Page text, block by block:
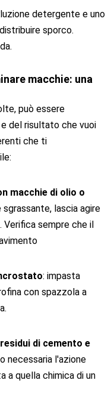
detergente e uno
sporco.
macchie: una
può essere
del risultato che vuoi
che ti
macchie di olio o
lascia agire
Verifica sempre che il
: impasta
con spazzola a
di cemento e
necessaria l'azione
a quella chimica di un